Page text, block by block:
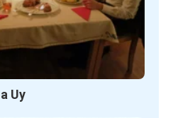
Uy